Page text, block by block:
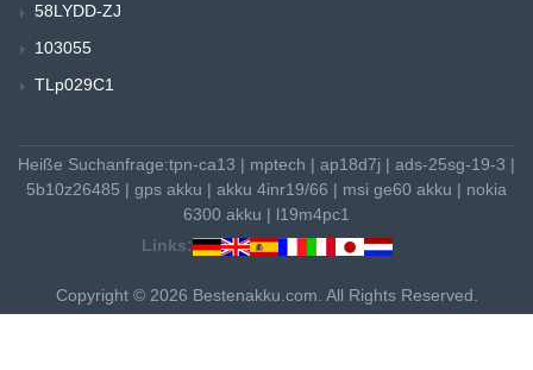
58LYDD-ZJ
103055
TLp029C1
Heiße Suchanfrage:tpn-ca13 | mptech | ap18d7j | ads-25sg-19-3 |
5b10z26485 | gps akku | akku 4inr19/66 | msi ge60 akku | nokia
6300 akku | l19m4pc1
Links:
Copyright © 2026 Bestenakku.com. All Rights Reserved.